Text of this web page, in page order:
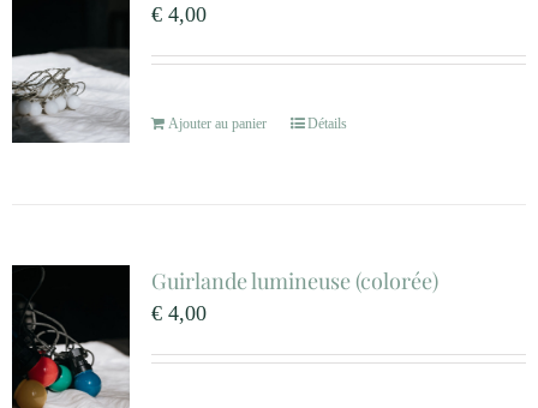
€4,00
Ajouter au panier Détails
Guirlande lumineuse (colorée)
€4,00